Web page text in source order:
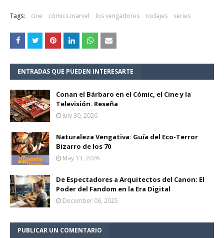
Tags: cine cómics marvel los vengadores rodajes series
ENTRADAS QUE PUEDEN INTERESARTE
Conan el Bárbaro en el Cómic, el Cine y la
Televisión. Reseña
July 30, 2026
Naturaleza Vengativa: Guía del Eco-Terror
Bizarro de los 70
May 13, 2026
De Espectadores a Arquitectos del Canon: El
Poder del Fandom en la Era Digital
December 06, 2025
PUBLICAR UN COMENTARIO